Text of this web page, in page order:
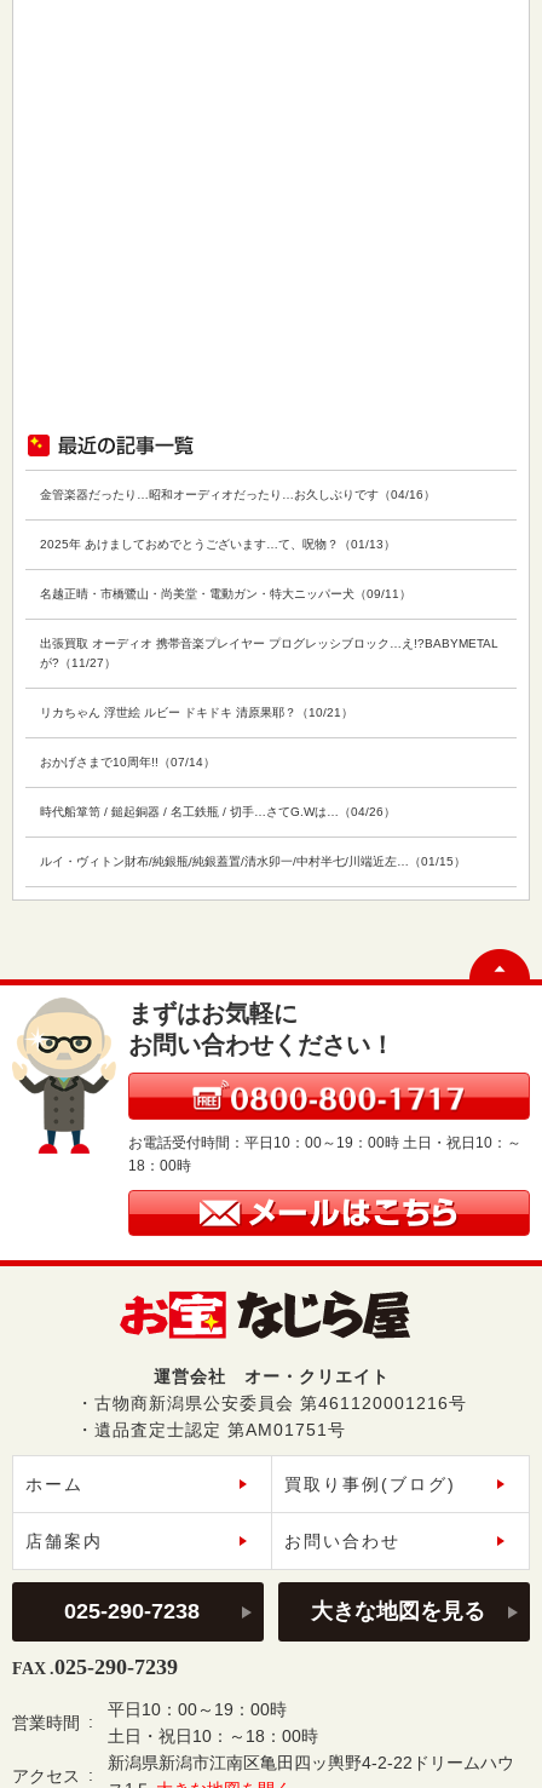
金管楽器だったり…昭和オーディオだったり…お久しぶりです（04/16）
2025年 あけましておめでとうございます…て、呪物？（01/13）
名越正晴・市橋鷺山・尚美堂・電動ガン・特大ニッパー犬（09/11）
出張買取 オーディオ 携帯音楽プレイヤー プログレッシブロック…え!?BABYMETAL
が?（11/27）
リカちゃん 浮世絵 ルビー ドキドキ 清原果耶？（10/21）
おかげさまで10周年!!（07/14）
時代船箪笥 / 鎚起銅器 / 名工鉄瓶 / 切手…さてG.Wは…（04/26）
ルイ・ヴィトン財布/純銀瓶/純銀蓋置/清水卯一/中村半七/川端近左…（01/15）
まずはお気軽に
お問い合わせください！
お電話受付時間：平日10：00～19：00時 土日・祝日10：～
18：00時
運営会社 オー・クリエイト
・古物商新潟県公安委員会 第461120001216号
・遺品査定士認定 第AM01751号
ホーム 買取り事例(ブログ)
店舗案内 お問い合わせ
025-290-7238 大きな地図を見る
FAX .025-290-7239
営業時間
平日10：00～19：00時
土日・祝日10：～18：00時
アクセス
新潟県新潟市江南区亀田四ッ輿野4-2-22ドリームハウ